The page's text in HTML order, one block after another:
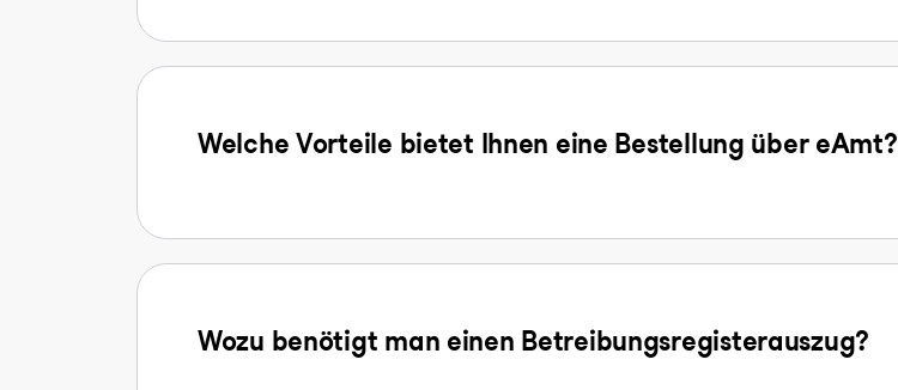
Welche Vorteile bietet Ihnen eine Bestellung über eAmt?
Wozu benötigt man einen Betreibungsregisterauszug?